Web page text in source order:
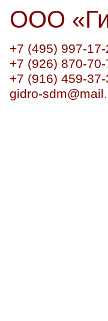
+7 (495) 997-17-
+7 (926) 870-70-
+7 (916) 459-37-
gidro-
ООО «